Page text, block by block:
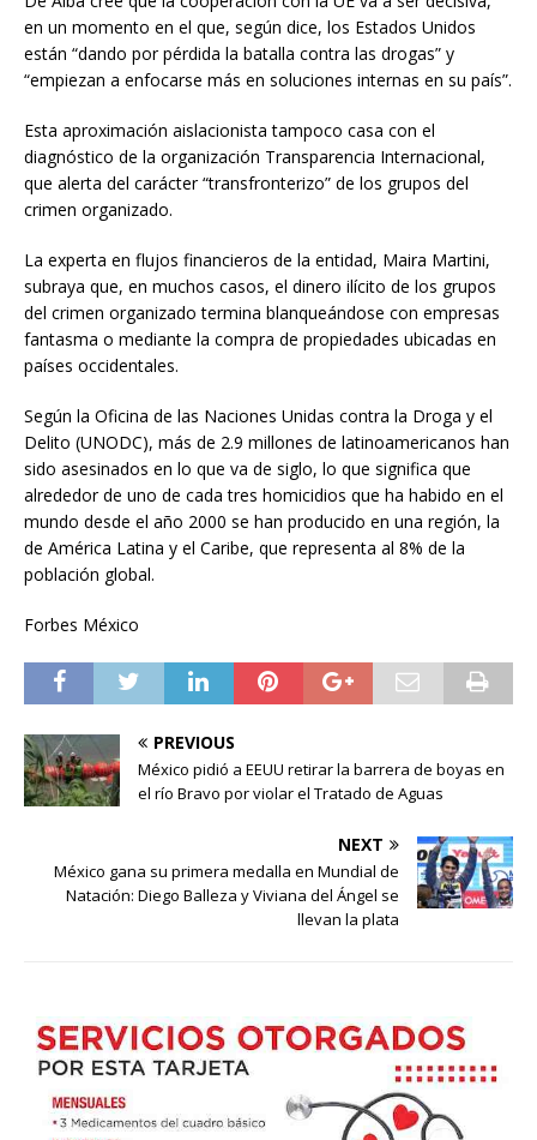
en un momento en el que, según dice, los Estados Unidos
están “dando por pérdida la batalla contra las drogas” y
“empiezan a enfocarse más en soluciones internas en su país”.
Esta aproximación aislacionista tampoco casa con el
diagnóstico de la organización Transparencia Internacional,
que alerta del carácter “transfronterizo” de los grupos del
crimen organizado.
La experta en flujos financieros de la entidad, Maira Martini,
subraya que, en muchos casos, el dinero ilícito de los grupos
del crimen organizado termina blanqueándose con empresas
fantasma o mediante la compra de propiedades ubicadas en
países occidentales.
Según la Oficina de las Naciones Unidas contra la Droga y el
Delito (UNODC), más de 2.9 millones de latinoamericanos han
sido asesinados en lo que va de siglo, lo que significa que
alrededor de uno de cada tres homicidios que ha habido en el
mundo desde el año 2000 se han producido en una región, la
de América Latina y el Caribe, que representa al 8% de la
población global.
Forbes México
PREVIOUS
México pidió a EEUU retirar la barrera de boyas en
el río Bravo por violar el Tratado de Aguas
NEXT
México gana su primera medalla en Mundial de
Natación: Diego Balleza y Viviana del Ángel se
llevan la plata